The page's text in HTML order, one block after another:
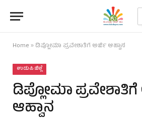
Home » ಡಿಪ್ಲೋಮಾ ಪ್ರವೇಶಾತಿಗೆ ಅರ್ಜಿ ಆಹ್ವಾನ
ಉಡುಪಿ ಜಿಲ್ಲೆ
ಡಿಪ್ಲೋಮಾ
ಆಹ್ವಾನ